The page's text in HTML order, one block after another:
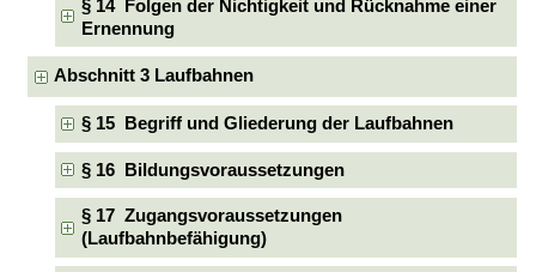
§ 14 Folgen der Nichtigkeit und Rücknahme einer
Ernennung
Abschnitt 3 Laufbahnen
§ 15 Begriff und Gliederung der Laufbahnen
§ 16 Bildungsvoraussetzungen
§ 17 Zugangsvoraussetzungen
(Laufbahnbefähigung)